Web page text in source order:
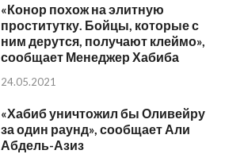
«Конор похож на элитную
проститутку. Бойцы, которые с
ним дерутся, получают клеймо»,
сообщает Менеджер Хабиба
24.05.2021
«Хабиб уничтожил бы Оливейру
за один раунд», сообщает Али
Абдель-Азиз